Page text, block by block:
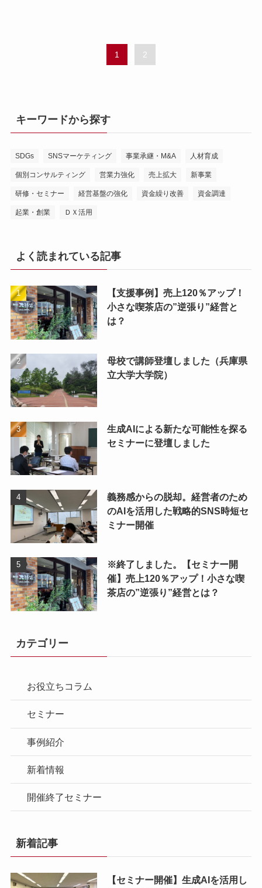
1 2
キーワードから探す
SDGs SNSマーケティング 事業承継・M&A 人材育成
個別コンサルティング 営業力強化 売上拡大 新事業
研修・セミナー 経営基盤の強化 資金繰り改善 資金調達
起業・創業 ＤＸ活用
よく読まれている記事
【支援事例】売上120％アップ！
小さな喫茶店の”逆張り”経営と
は？
母校で講師登壇しました（兵庫県
立大学大学院）
生成AIによる新たな可能性を探る
セミナーに登壇しました
義務感からの脱却。経営者のため
のAIを活用した戦略的SNS時短セ
ミナー開催
※終了しました。【セミナー開
催】売上120％アップ！小さな喫
茶店の”逆張り”経営とは？
カテゴリー
お役立ちコラム
セミナー
事例紹介
新着情報
開催終了セミナー
新着記事
【セミナー開催】生成AIを活用し